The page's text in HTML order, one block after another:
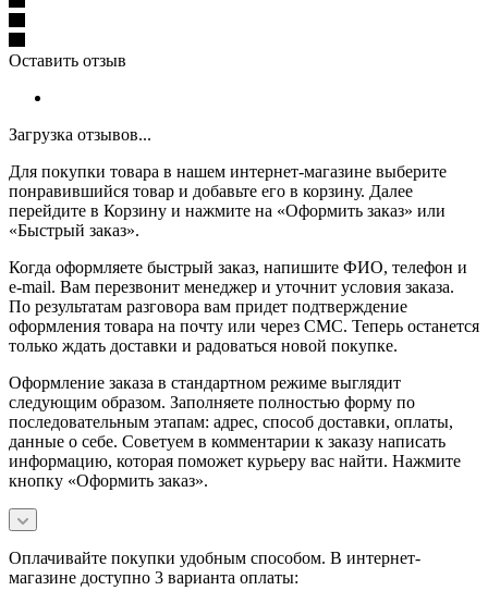
Оставить отзыв
Загрузка отзывов...
Для покупки товара в нашем интернет-магазине выберите
понравившийся товар и добавьте его в корзину. Далее
перейдите в Корзину и нажмите на «Оформить заказ» или
«Быстрый заказ».
Когда оформляете быстрый заказ, напишите ФИО, телефон и
e-mail. Вам перезвонит менеджер и уточнит условия заказа.
По результатам разговора вам придет подтверждение
оформления товара на почту или через СМС. Теперь останется
только ждать доставки и радоваться новой покупке.
Оформление заказа в стандартном режиме выглядит
следующим образом. Заполняете полностью форму по
последовательным этапам: адрес, способ доставки, оплаты,
данные о себе. Советуем в комментарии к заказу написать
информацию, которая поможет курьеру вас найти. Нажмите
кнопку «Оформить заказ».
Оплачивайте покупки удобным способом. В интернет-
магазине доступно 3 варианта оплаты: